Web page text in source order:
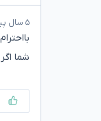
۵ سال پیش
بااحترام
شما